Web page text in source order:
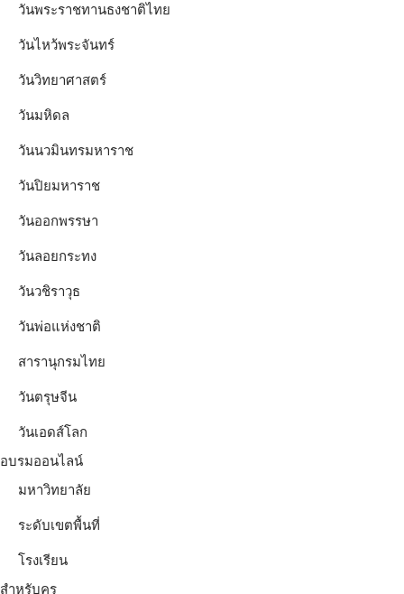
วันพระราชทานธงชาติไทย
วันไหว้พระจันทร์​
วันวิทยาศาสตร์
วันมหิดล
วันนวมินทรมหาราช
วันปิยมหาราช
วันออกพรรษา
วันลอยกระทง
วันวชิราวุธ
วันพ่อแห่งชาติ
สารานุกรมไทย
วันตรุษจีน
วันเอดส์โลก
อบรมออนไลน์
มหาวิทยาลัย
ระดับเขตพื้นที่
โรงเรียน
สำหรับครู